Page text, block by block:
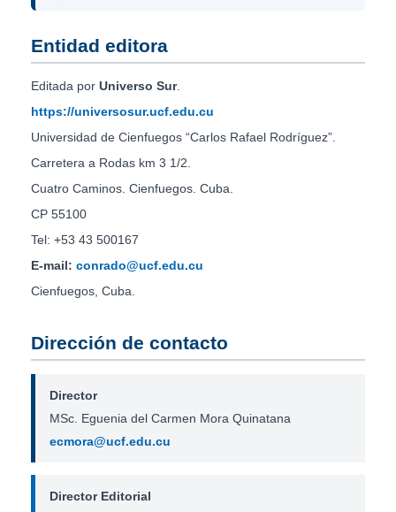
Entidad editora
Editada por Universo Sur.
https://universosur.ucf.edu.cu
Universidad de Cienfuegos “Carlos Rafael Rodríguez”.
Carretera a Rodas km 3 1/2.
Cuatro Caminos. Cienfuegos. Cuba.
CP 55100
Tel: +53 43 500167
E-mail: conrado@ucf.edu.cu
Cienfuegos, Cuba.
Dirección de contacto
Director
MSc. Eguenia del Carmen Mora Quinatana
ecmora@ucf.edu.cu
Director Editorial